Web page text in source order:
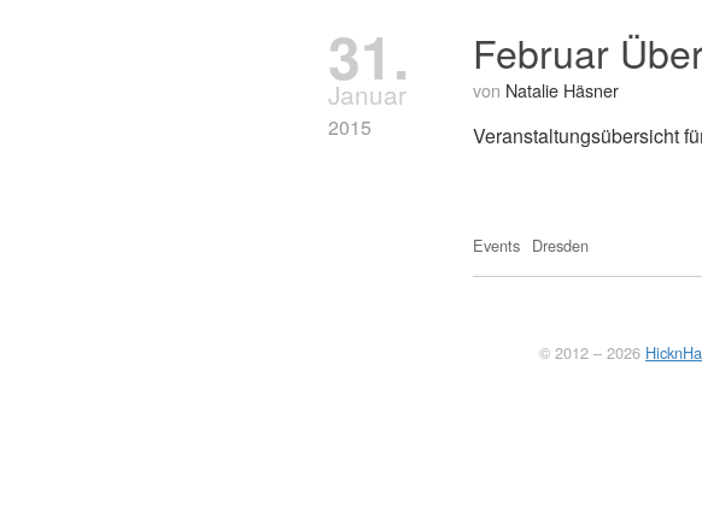
31.
Januar
2015
Februar
von Natalie Häsner
Veranstaltungsübersicht
Events Dresden
© 2012 – 2026